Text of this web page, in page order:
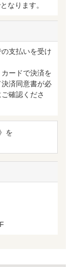
なります。
支払いを受け
ードで決済を
済同意書が必
確認くださ
を